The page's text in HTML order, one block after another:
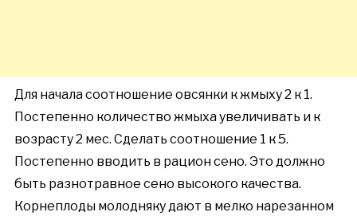
Для начала соотношение овсянки к жмыху 2 к 1.
Постепенно количество жмыха увеличивать и к
возрасту 2 мес. Сделать соотношение 1 к 5.
Постепенно вводить в рацион сено. Это должно
быть разнотравное сено высокого качества.
Корнеплоды молодняку дают в мелко нарезанном